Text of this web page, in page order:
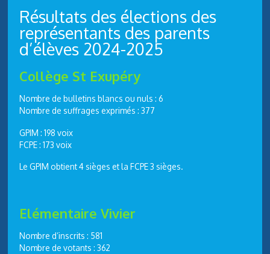
Résultats des élections des
représentants des parents
d’élèves 2024-2025
Collège St Exupéry
Nombre de bulletins blancs ou nuls : 6
Nombre de suffrages exprimés : 377
GPIM : 198 voix
FCPE : 173 voix
Le GPIM obtient 4 sièges et la FCPE 3 sièges.
Elémentaire Vivier
Nombre d’inscrits : 581
Nombre de votants : 362